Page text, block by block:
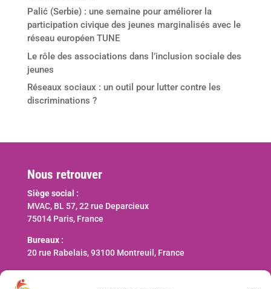
Palić (Serbie) : une semaine pour améliorer la
participation civique des jeunes marginalisés avec le
réseau européen TUNE
Le rôle des associations dans l’inclusion sociale des
jeunes
Réseaux sociaux : un outil pour lutter contre les
discriminations ?
Nous retrouver
Siège social :
MVAC, BL 57, 22 rue Deparcieux
75014 Paris, France
Bureaux :
20 rue Rabelais, 93100 Montreuil, France